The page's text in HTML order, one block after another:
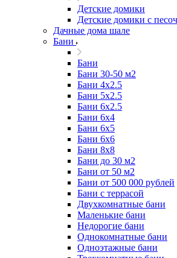
Детские домики
Детские домики с
Дачные дома шале
Бани
Бани
Бани 30-50 м2
Бани 4x2.5
Бани 5x2.5
Бани 6x2.5
Бани 6х4
Бани 6х5
Бани 6х6
Бани 8x8
Бани до 30 м2
Бани от 50 м2
Бани от 500 000 рублей
Бани с террасой
Двухкомнатные бани
Маленькие бани
Недорогие бани
Однокомнатные бани
Одноэтажные бани